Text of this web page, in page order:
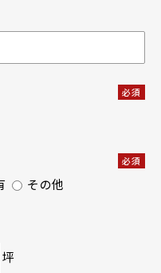
必須
必須
その他
坪